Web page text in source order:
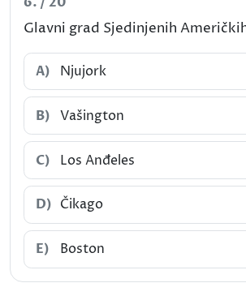
Glavni grad Sjedinjenih
A) Njujork
B) Vašington
C) Los Anđeles
D) Čikago
E) Boston